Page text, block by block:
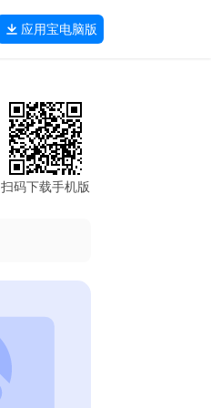
应用宝电脑版
扫码下载手机版